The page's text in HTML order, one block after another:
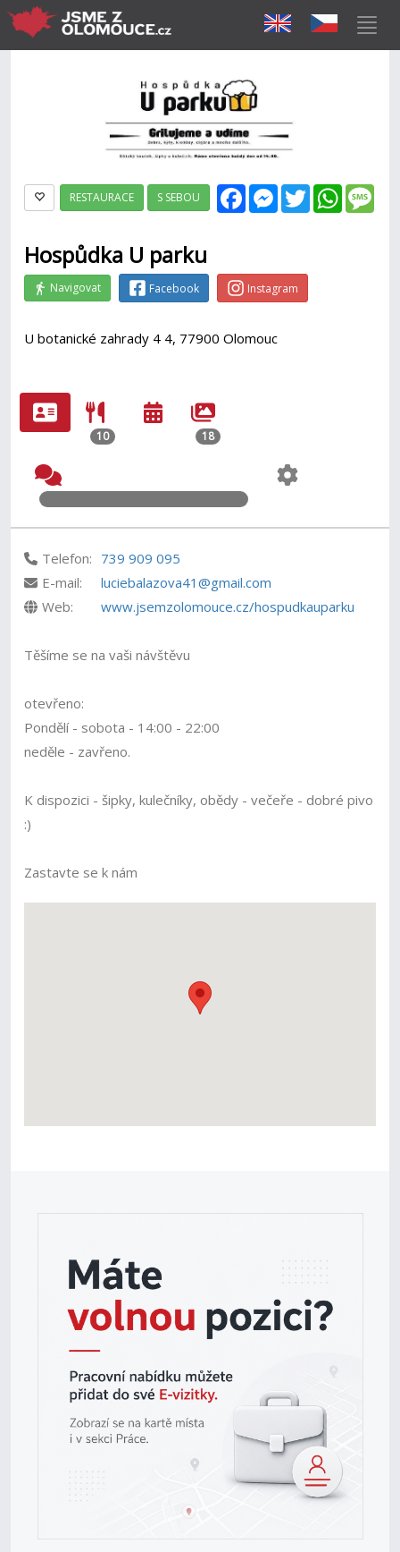
FacebookMessenger
Twitter
RESTAURACE S SEBOU
Hospůdka U parku
Navigovat Facebook Instagram
U botanické zahrady 4 4, 77900 Olomouc
10 18
Telefon: 739 909 095
E-mail:
luciebalazova41@gmail.com
Web:
www.jsemzolomouce.cz/hospudkauparku
Těšíme se na vaši návštěvu
otevřeno:
Pondělí - sobota - 14:00 - 22:00
neděle - zavřeno.
K dispozici - šipky, kulečníky, obědy - večeře - dobré pivo
:)
Zastavte se k nám